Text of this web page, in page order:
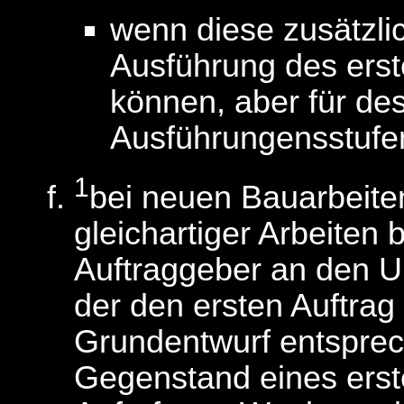
wenn diese
Ausführung des
können, aber für
1bei neuen
gleichartiger Arbeiten
Auftraggeber an den
der den ersten
Grundentwurf
Gegenstand eines